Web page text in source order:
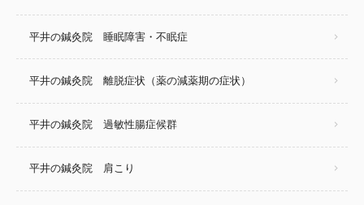
平井の鍼灸院 睡眠障害・不眠症
平井の鍼灸院 離脱症状（薬の減薬期の症状）
平井の鍼灸院 過敏性腸症候群
平井の鍼灸院 肩こり